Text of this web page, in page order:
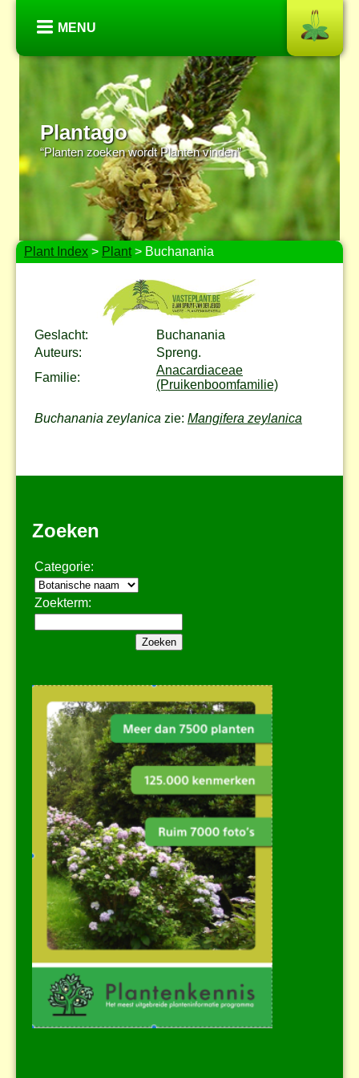
MENU
Plantago
“Planten zoeken wordt Planten vinden”
Plant Index > Plant> Buchanania
Geslacht:
Buchanania
Auteurs:
Spreng.
Familie:
Anacardiaceae
(Pruikenboomfamilie)
Buchanania zeylanica zie: Mangifera zeylanica
Zoeken
Categorie:
Zoekterm: